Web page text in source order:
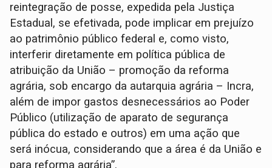
reintegração de posse, expedida pela Justiça
Estadual, se efetivada, pode implicar em prejuízo
ao patrimônio público federal e, como visto,
interferir diretamente em política pública de
atribuição da União – promoção da reforma
agrária, sob encargo da autarquia agrária – Incra,
além de impor gastos desnecessários ao Poder
Público (utilização de aparato de segurança
pública do estado e outros) em uma ação que
será inócua, considerando que a área é da União e
para reforma agrária”.